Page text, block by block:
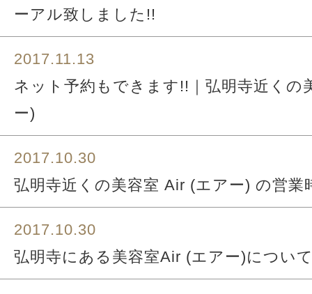
ーアル致しました!!
2017.11.13
ネット予約もできます!!｜弘明寺近くの
ー)
2017.10.30
弘明寺近くの美容室 Air (エアー) の営業
2017.10.30
弘明寺にある美容室Air (エアー)につい